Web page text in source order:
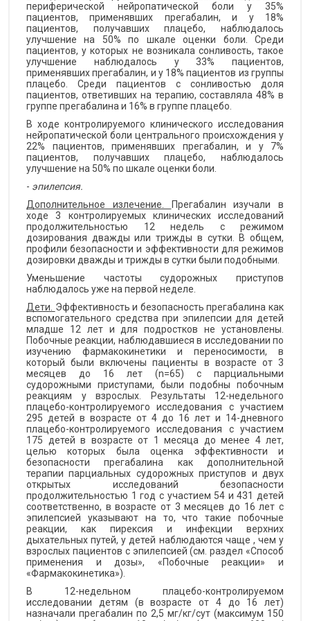
периферической нейропатической боли у 35%
пациентов, применявших прегабалин, и у 18%
пациентов, получавших плацебо, наблюдалось
улучшение на 50% по шкале оценки боли. Среди
пациентов, у которых не возникала сонливость, такое
улучшение наблюдалось у 33% пациентов,
применявших прегабалин, и у 18% пациентов из группы
плацебо. Среди пациентов с сонливостью доля
пациентов, ответивших на терапию, составляла 48% в
группе прегабалина и 16% в группе плацебо.
В ходе контролируемого клинического исследования
нейропатической боли центрального происхождения у
22% пациентов, применявших прегабалин, и у 7%
пациентов, получавших плацебо, наблюдалось
улучшение на 50% по шкале оценки боли.
- эпилепсия.
Дополнительное излечение. Прегабалин изучали в
ходе 3 контролируемых клинических исследований
продолжительностью 12 недель с режимом
дозирования дважды или трижды в сутки. В общем,
профили безопасности и эффективности для режимов
дозировки дважды и трижды в сутки были подобными.
Уменьшение частоты судорожных приступов
наблюдалось уже на первой неделе.
Дети. Эффективность и безопасность прегабалина как
вспомогательного средства при эпилепсии для детей
младше 12 лет и для подростков не установлены.
Побочные реакции, наблюдавшиеся в исследовании по
изучению фармакокинетики и переносимости, в
который были включены пациенты в возрасте от 3
месяцев до 16 лет (n=65) с парциальными
судорожными приступами, были подобны побочным
реакциям у взрослых. Результаты 12-недельного
плацебо-контролируемого исследования с участием
295 детей в возрасте от 4 до 16 лет и 14-дневного
плацебо-контролируемого исследования с участием
175 детей в возрасте от 1 месяца до менее 4 лет,
целью которых была оценка эффективности и
безопасности прегабалина как дополнительной
терапии парциальных судорожных приступов и двух
открытых исследований безопасности
продолжительностью 1 год с участием 54 и 431 детей
соответственно, в возрасте от 3 месяцев до 16 лет с
эпилепсией указывают на то, что такие побочные
реакции, как пирексия и инфекции верхних
дыхательных путей, у детей наблюдаются чаще , чем у
взрослых пациентов с эпилепсией (см. раздел «Способ
применения и дозы», «Побочные реакции» и
«Фармакокинетика»).
В 12-недельном плацебо-контролируемом
исследовании детям (в возрасте от 4 до 16 лет)
назначали прегабалин по 2,5 мг/кг/сут (максимум 150